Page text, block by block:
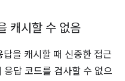
캐시할 수 없음
을 캐시할 때 신중한 접근
답 코드를 검사할 수 없으